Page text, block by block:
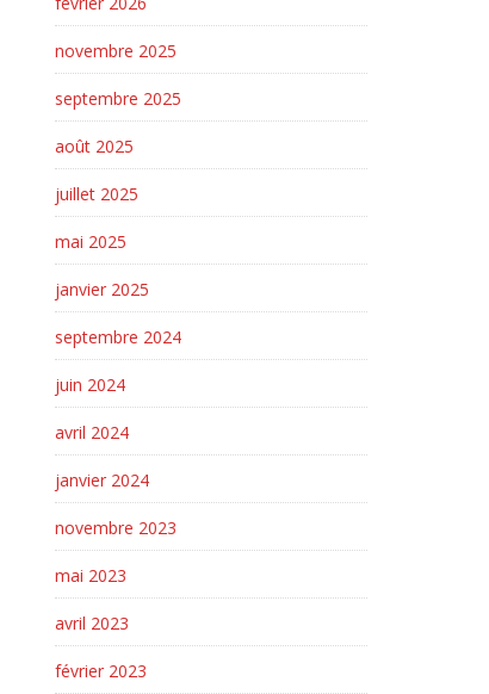
novembre 2025
septembre 2025
août 2025
juillet 2025
mai 2025
janvier 2025
septembre 2024
juin 2024
avril 2024
janvier 2024
novembre 2023
mai 2023
avril 2023
février 2023